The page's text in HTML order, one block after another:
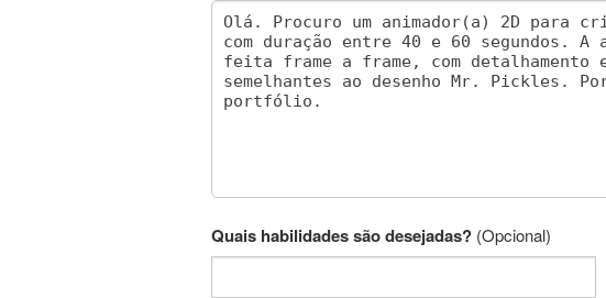
Quais habilidades são desejadas? (Opcional)